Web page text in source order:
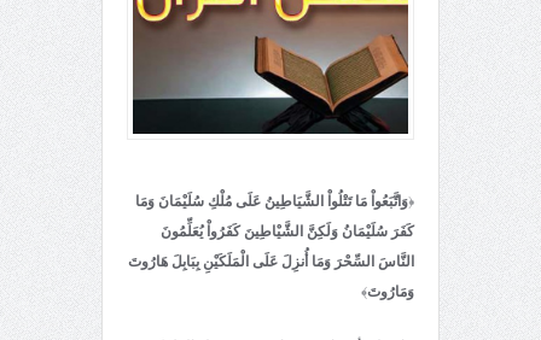
﴿وَاتَّبَعُواْ مَا تَتْلُواْ الشَّيَاطِينُ عَلَى مُلْكِ سُلَيْمَانَ وَمَا
كَفَرَ سُلَيْمَانُ وَلَكِنَّ الشَّيْاطِينَ كَفَرُواْ يُعَلِّمُونَ
النَّاسَ السِّحْرَ وَمَا أُنزِلَ عَلَى الْمَلَكَيْنِ بِبَابِلَ هَارُوتَ
وَمَارُوتَ﴾